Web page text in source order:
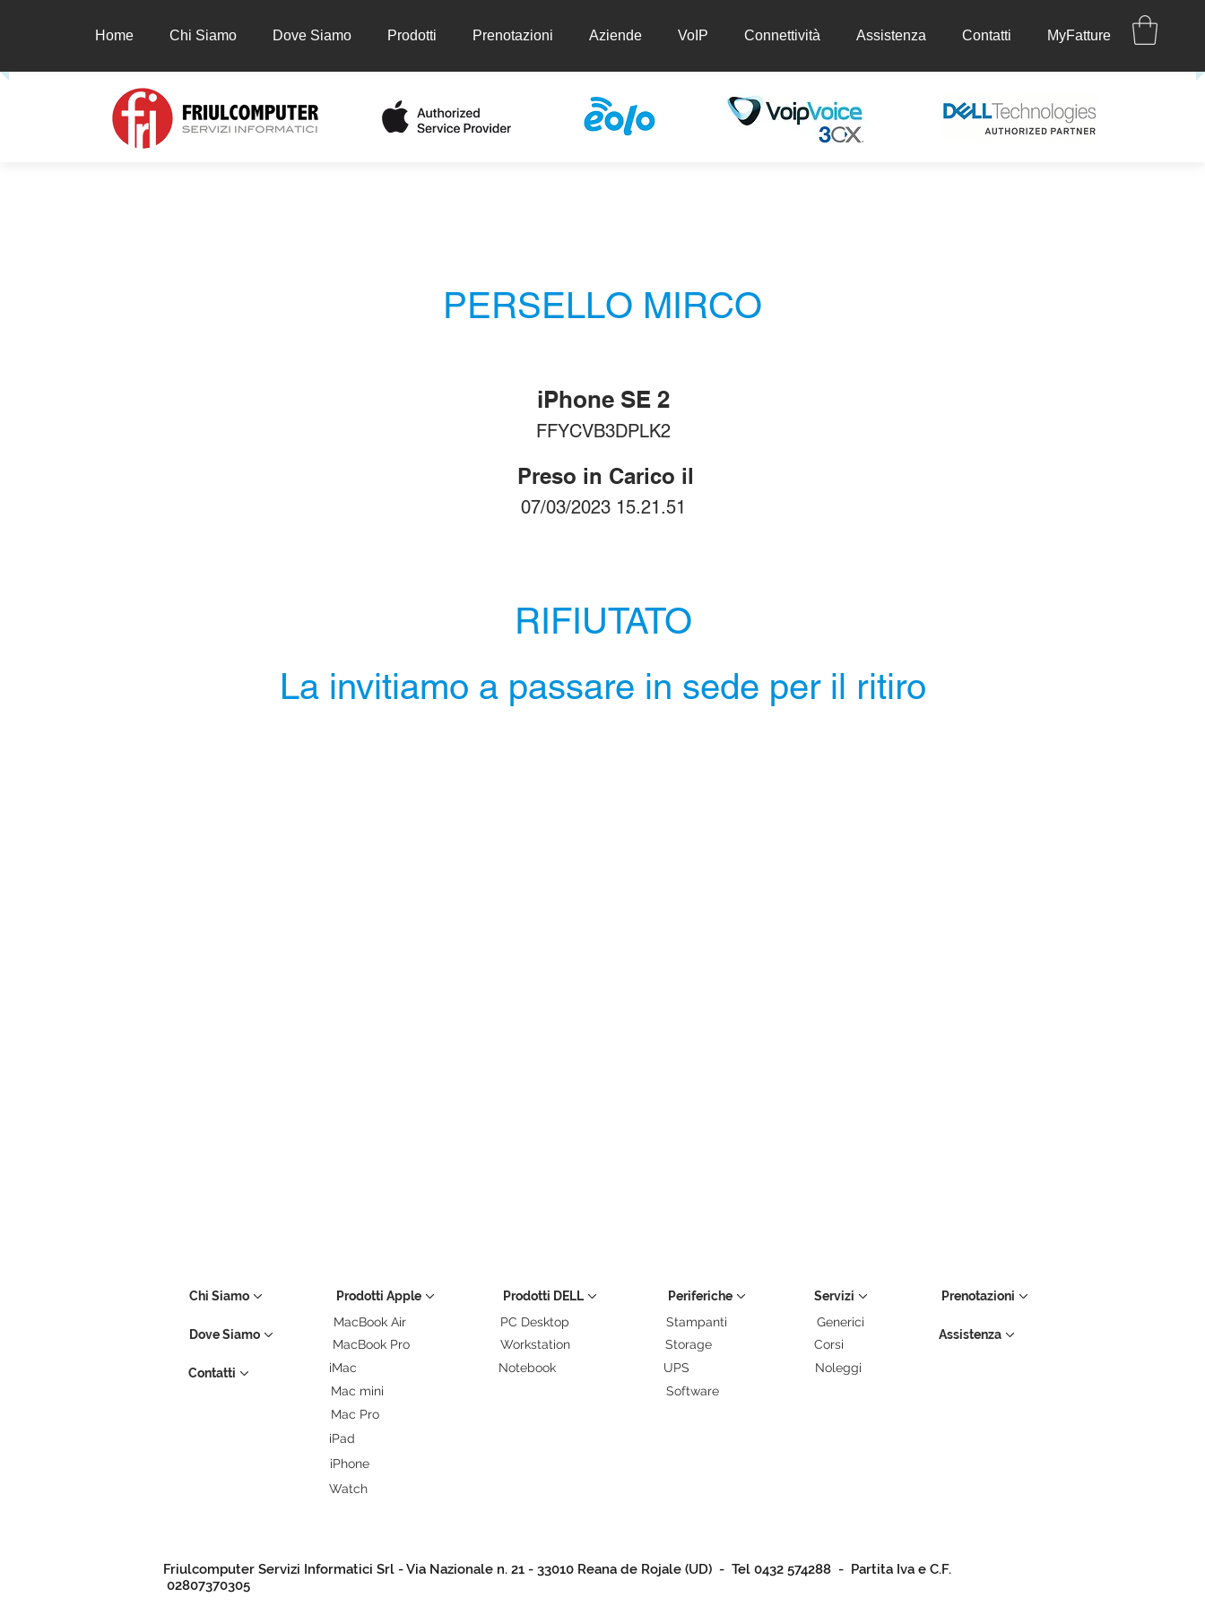
Chi Siamo Dove Siamo Prodotti Prenotazioni Aziende Connettività Assistenza Contatti
Home Chi Siamo Dove Siamo Prodotti Prenotazioni Aziende VoIP Connettività Assistenza Contatti MyFatture
PERSELLO MIRCO
Preso in Carico il
07/03/2023 15.21.51
iPhone SE 2
FFYCVB3DPLK2
RIFIUTATO
La invitiamo a passare in sede per il ritiro
Chi Siamo
Dove Siamo
Contatti
Prodotti Apple
MacBook Air
MacBook Pro
iMac
Mac mini
Mac Pro
iPad
iPhone
Watch
Prodotti DELL
PC Desktop
Workstation
Notebook
Periferiche
Stampanti
Storage
UPS
Software
Servizi
Generici
Corsi
Noleggi
Prenotazioni
Assistenza
Friulcomputer Servizi Informatici Srl - Via Nazionale n. 21 - 33010 Reana de Rojale (UD) - Tel 0432 574288 - Partita Iva e C.F.
02807370305